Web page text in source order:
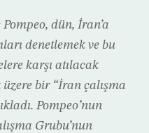
dün, İran’a
denetlemek ve bu
karşı atılacak
bir “İran çalışma
Pompeo’nun
Grubu’nun